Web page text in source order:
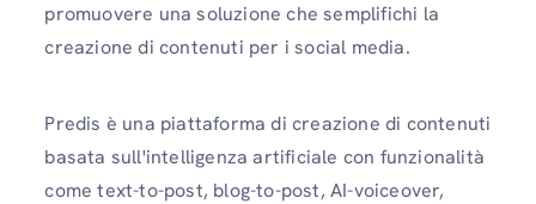
promuovere una soluzione che semplifichi la
creazione di contenuti per i social media.
Predis è una piattaforma di creazione di contenuti
basata sull'intelligenza artificiale con funzionalità
come text-to-post, blog-to-post, AI-voiceover,